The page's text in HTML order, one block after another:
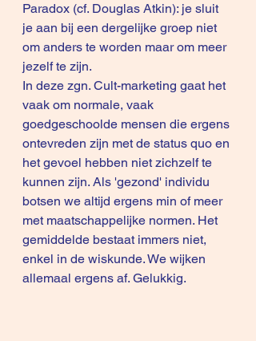
Paradox (cf. Douglas Atkin): je sluit
je aan bij een dergelijke groep niet
om anders te worden maar om meer
jezelf te zijn.
In deze zgn. Cult-marketing gaat het
vaak om normale, vaak
goedgeschoolde mensen die ergens
ontevreden zijn met de status quo en
het gevoel hebben niet zichzelf te
kunnen zijn. Als 'gezond' individu
botsen we altijd ergens min of meer
met maatschappelijke normen. Het
gemiddelde bestaat immers niet,
enkel in de wiskunde. We wijken
allemaal ergens af. Gelukkig.